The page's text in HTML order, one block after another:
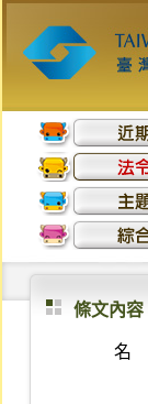
條文內容
名